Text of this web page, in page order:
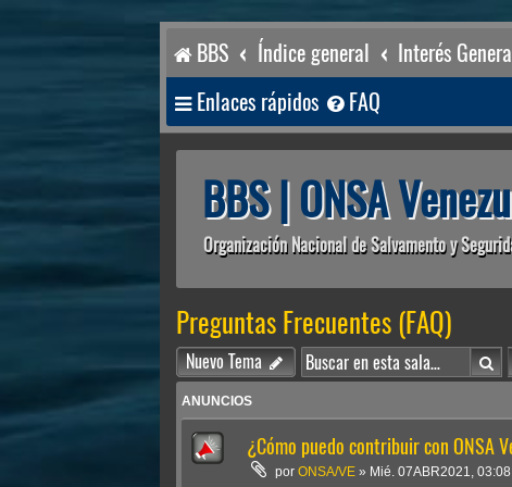
BBS Índice general Interés
Enlaces rápidos FAQ
BBS | ONSA
Organización Nacional de Salvamento y
Preguntas Frecuentes (FAQ)
Nuevo Tema
ANUNCIOS
¿Cómo puedo contribuir con ONSA
porONSA/VE » Mié. 07ABR2021, 03:08